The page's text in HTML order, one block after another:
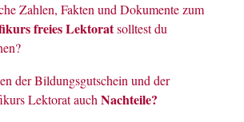
Zahlen, Fakten und Dokumente zum
freies Lektoratsolltest du
der Bildungsgutschein und der
Lektorat auch Nachteile?